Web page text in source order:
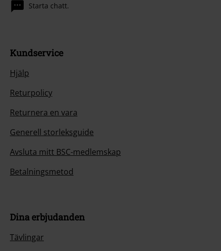
Starta chatt.
Kundservice
Hjälp
Returpolicy
Returnera en vara
Generell storleksguide
Avsluta mitt BSC-medlemskap
Betalningsmetod
Dina erbjudanden
Tävlingar